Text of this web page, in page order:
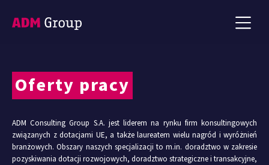
Oferty pracy
ADM Consulting Group S.A. jest liderem na rynku firm konsultingowych
związanych z dotacjami UE, a także laureatem wielu nagród i wyróżnień
branżowych. Obszary naszych specjalizacji to m.in. doradztwo w zakresie
pozyskiwania dotacji rozwojowych, doradztwo strategiczne i transakcyjne,